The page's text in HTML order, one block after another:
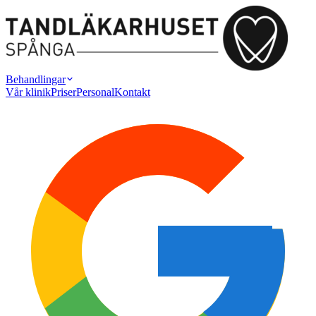
Behandlingar
Vår klinikPriserPersonalKontakt